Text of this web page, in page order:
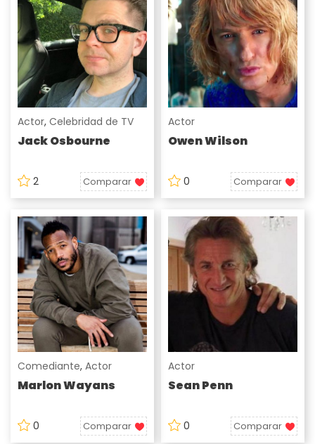
Actor, Celebridad de TV
Jack Osbourne
2 Comparar
Actor
Owen Wilson
0 Comparar
Comediante, Actor
Marlon Wayans
0 Comparar
Actor
Sean Penn
0 Comparar